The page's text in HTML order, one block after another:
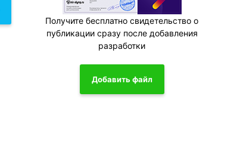
Получите бесплатно свидетельство о
публикации сразу после добавления
разработки
Добавить файл